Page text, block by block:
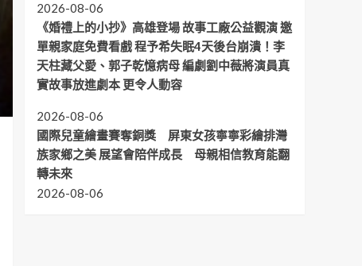
2026-08-06
《婚禮上的小抄》高雄登場 故事工廠公益觀演 邀
單親家庭免費看戲 程予希失眠4天後台崩潰！李
天柱藏父愛、郭子乾憶病母 編劇劉中薇將演員真
實故事放進劇本 更令人動容
2026-08-06
國際兒童繪畫賽奪銅獎 屏東女孩寧寧彩繪排灣
族家鄉之美 展望會陪伴成長 母親相信教育能翻
轉未來
2026-08-06